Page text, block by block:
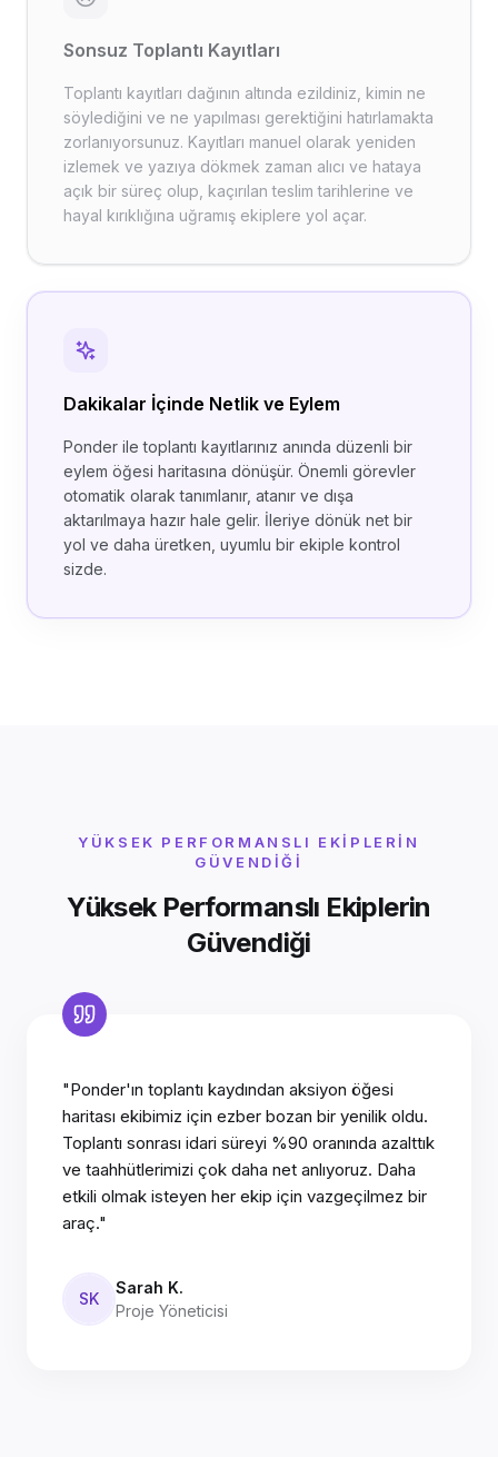
Sonsuz Toplantı Kayıtları
Toplantı kayıtları dağının altında ezildiniz, kimin ne
söylediğini ve ne yapılması gerektiğini hatırlamakta
zorlanıyorsunuz. Kayıtları manuel olarak yeniden
izlemek ve yazıya dökmek zaman alıcı ve hataya
açık bir süreç olup, kaçırılan teslim tarihlerine ve
hayal kırıklığına uğramış ekiplere yol açar.
Dakikalar İçinde Netlik ve Eylem
Ponder ile toplantı kayıtlarınız anında düzenli bir
eylem öğesi haritasına dönüşür. Önemli görevler
otomatik olarak tanımlanır, atanır ve dışa
aktarılmaya hazır hale gelir. İleriye dönük net bir
yol ve daha üretken, uyumlu bir ekiple kontrol
sizde.
YÜKSEK PERFORMANSLI EKIPLERIN
GÜVENDIĞI
Yüksek Performanslı Ekiplerin
Güvendiği
"Ponder'ın toplantı kaydından aksiyon öğesi
haritası ekibimiz için ezber bozan bir yenilik oldu.
Toplantı sonrası idari süreyi %90 oranında azalttık
ve taahhütlerimizi çok daha net anlıyoruz. Daha
etkili olmak isteyen her ekip için vazgeçilmez bir
araç."
SK
Sarah K.
Proje Yöneticisi